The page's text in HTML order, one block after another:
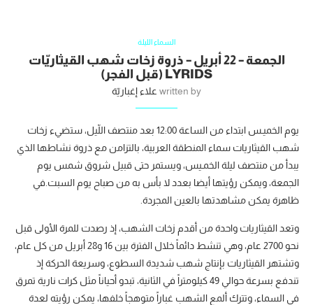
السماء الليلة
الجمعة – 22 أبريل – ذروة زخات شهب القيثاريّات
LYRIDS (قبل الفجر)
written by علاء إغباريّة
يوم الخميـس ابتداء من الساعة 12:00 بعد منتصف اللّيل، ستضيء زخات
شهب القيثاريات سماء المنطقة العربية، بالتزامن مع ذروة نشاطها الذي
يبدأ من منتصف ليلة الخمـيس، ويستمر حتى قبيل شروق شمس يوم
الجمعة، ويمكن رؤيتها أيضا بعدد لا بأس به من صباح يوم السبت.في
ظاهرة يمكن مشاهدتها بالعين المجردة.
وتعد القيثاريات واحدة من أقدم زخات الشهب، إذ رصدت للمرة الأولى قبل
نحو 2700 عام، وهي تنشط دائماً خلال الفترة بين 16 و28 أبريل من كل عام،
وتشتهر القيثاريات بإنتاج شهب شديدة السطوع، وسريعة الحركة إذ
تندفع بسرعة حوالي 49 كيلومتراً في الثانية، تبدو أحياناً مثل كرات نارية تمرق
في السماء، وتترك ألمع الشهب غباراً متوهجاً خلفها، يمكن رؤيته لعدة